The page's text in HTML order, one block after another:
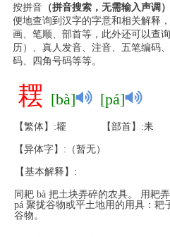
按拼音（拼音搜索，无需输入声调）
便地查询到汉字的字意和相关解释
画、笔顺、部首等，此外还可以查
历）、真人发音、注音、五笔编码
码、四角号码等等。
䎬 [bà] [pá]
【繁体】:䎱 【部首】:耒
【异体字】:（暂无）
【基本解释】:
同耙 bà 把土块弄碎的农具。 用耙
pá 聚拢谷物或平土地用的用具：
谷物。